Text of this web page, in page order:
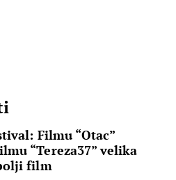
Filmu “Otac”
“Tereza37” velika
film